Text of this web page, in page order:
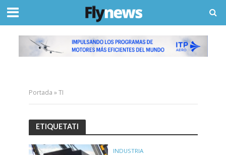
Portada »TI
ETIQUETATI
INDUSTRIA